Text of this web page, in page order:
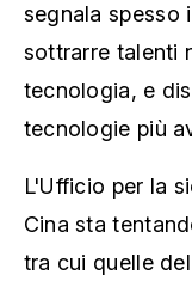
segnala spesso
sottrarre talenti
tecnologia, e
tecnologie più
L'Ufficio per la
Cina sta
tra cui quelle